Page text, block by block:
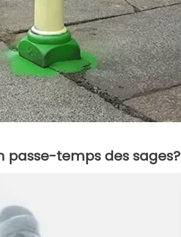
passe-temps des sages?